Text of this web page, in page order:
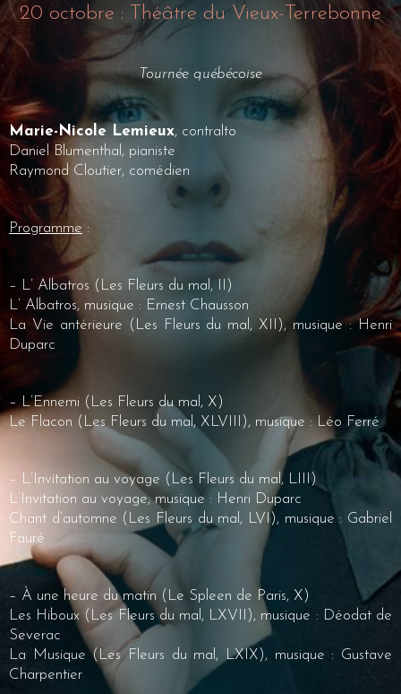
20 octobre : Théâtre du Vieux-Terrebonne
Tournée québécoise
Marie-Nicole Lemieux, contralto
Daniel Blumenthal, pianiste
Raymond Cloutier, comédien
Programme :
– L’ Albatros (Les Fleurs du mal, II)
L’ Albatros, musique : Ernest Chausson
La Vie antérieure (Les Fleurs du mal, XII), musique : Henri
Duparc
– L’Ennemi (Les Fleurs du mal, X)
Le Flacon (Les Fleurs du mal, XLVIII), musique : Léo Ferré
– L’Invitation au voyage (Les Fleurs du mal, LIII)
L’Invitation au voyage, musique : Henri Duparc
Chant d’automne (Les Fleurs du mal, LVI), musique : Gabriel
Fauré
– À une heure du matin (Le Spleen de Paris, X)
Les Hiboux (Les Fleurs du mal, LXVII), musique : Déodat de
Severac
La Musique (Les Fleurs du mal, LXIX), musique : Gustave
Charpentier